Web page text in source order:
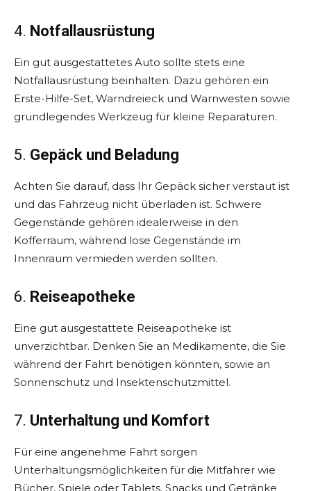
4. Notfallausrüstung
Ein gut ausgestattetes Auto sollte stets eine
Notfallausrüstung beinhalten. Dazu gehören ein
Erste-Hilfe-Set, Warndreieck und Warnwesten sowie
grundlegendes Werkzeug für kleine Reparaturen.
5. Gepäck und Beladung
Achten Sie darauf, dass Ihr Gepäck sicher verstaut ist
und das Fahrzeug nicht überladen ist. Schwere
Gegenstände gehören idealerweise in den
Kofferraum, während lose Gegenstände im
Innenraum vermieden werden sollten.
6. Reiseapotheke
Eine gut ausgestattete Reiseapotheke ist
unverzichtbar. Denken Sie an Medikamente, die Sie
während der Fahrt benötigen könnten, sowie an
Sonnenschutz und Insektenschutzmittel.
7. Unterhaltung und Komfort
Für eine angenehme Fahrt sorgen
Unterhaltungsmöglichkeiten für die Mitfahrer wie
Bücher, Spiele oder Tablets. Snacks und Getränke